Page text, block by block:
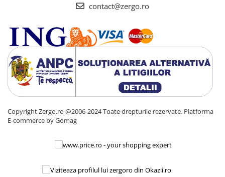
contact@zergo.ro
Copyright Zergo.ro @2006-2024 Toate drepturile rezervate. Platforma
E-commerce by Gomag